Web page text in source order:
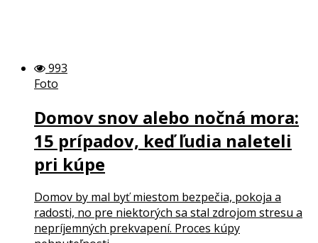
993
Foto
Domov snov alebo nočná mora:
15 prípadov, keď ľudia naleteli
pri kúpe
Domov by mal byť miestom bezpečia, pokoja a
radosti, no pre niektorých sa stal zdrojom stresu a
nepríjemných prekvapení. Proces kúpy